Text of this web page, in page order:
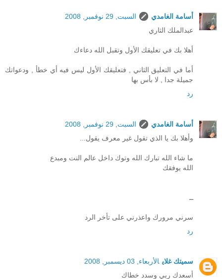
أسامة الغامدي
السبت, 29 نوفمبر, 2008
عبدالملك الثاري
أهلا بك في تعليقك الأول وتقبل الله دعاءك
أما في التعليق الثاني , فتعليقك الأول ليس فيه أي خطأ , ودعواتك
جميلة جدا , لا بأس بها
رد
أسامة الغامدي
السبت, 29 نوفمبر, 2008
وأهلا بك يا الذي تقول غير معرف يقول...
ما شاء الله تبارك الله وتوك داخل عالم النت ومبدع
الله يوفقك
ــ
سرني مرورك واعذرني على تأخر الرد
رد
سميتك غلاي الأربعاء, 03 ديسمبر, 2008
أسعدك ربي وسدد خطاك